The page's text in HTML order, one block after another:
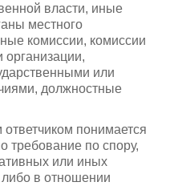
власти, иные
местного
комиссии, комиссии
или
должностные
понимается
требование по спору,
или иных
в отношении